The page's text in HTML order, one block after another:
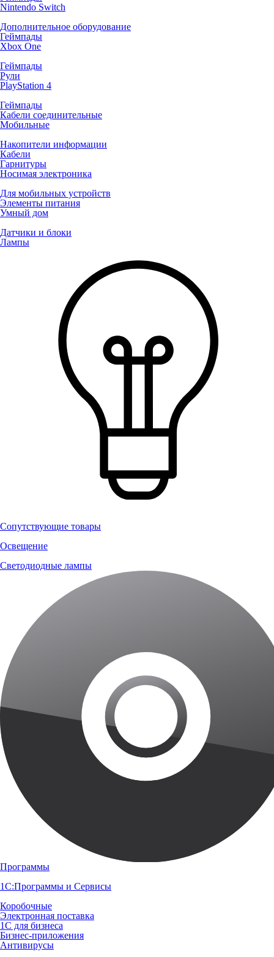
Nintendo Switch
Дополнительное оборудование
Геймпады
Xbox One
Геймпады
Рули
PlayStation 4
Геймпады
Кабели соединительные
Мобильные
Накопители информации
Кабели
Гарнитуры
Носимая электроника
Для мобильных устройств
Элементы питания
Умный дом
Датчики и блоки
Лампы
Сопутствующие товары
Освещение
Светодиодные лампы
Программы
1С:Программы и Сервисы
Коробочные
Электронная поставка
1С для бизнеса
Бизнес-приложения
Антивирусы